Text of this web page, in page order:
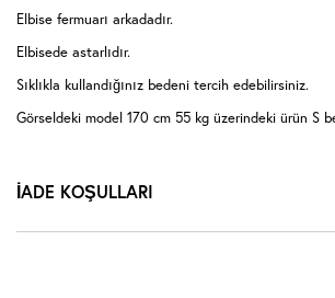
Elbise fermuarı arkadadır.
Elbisede astarlıdır.
Sıklıkla kullandığınız bedeni tercih edebilirsiniz.
Görseldeki model 170 cm 55 kg üzerindeki ürün S
İADE KOŞULLARI